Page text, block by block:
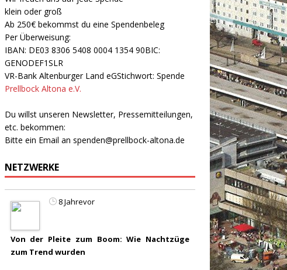
klein oder groß
Ab 250€ bekommst du eine Spendenbeleg
Per Überweisung:
IBAN: DE03 8306 5408 0004 1354 90BIC:
GENODEF1SLR
VR-Bank Altenburger Land eGStichwort: Spende
Prellbock Altona e.V.
Du willst unseren Newsletter, Pressemitteilungen,
etc. bekommen:
Bitte ein Email an spenden@prellbock-altona.de
NETZWERKE
8 Jahrevor
Von der Pleite zum Boom: Wie Nachtzüge
zum Trend wurden